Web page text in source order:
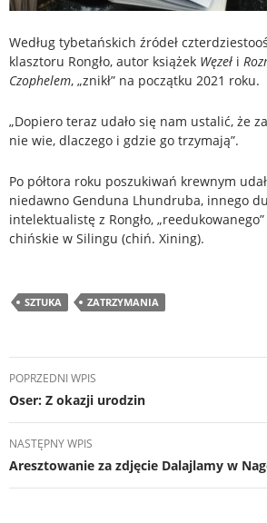
Według tybetańskich źródeł
klasztoru Rongło, autor książek Węzeł i
Czophelem, „znikł” na początku 2021 roku.
„Dopiero teraz udało się nam ustalić, że
nie wie, dlaczego i gdzie go trzymają”.
Po półtora roku poszukiwań krewnym
niedawno Genduna Lhundruba, innego
intelektualistę z Rongło,
chińskie w Silingu (chiń. Xining).
SZTUKA ZATRZYMANIA
Nawigacja
wpisu
POPRZEDNI WPIS
Oser: Z okazji urodzin
NASTĘPNY WPIS
Aresztowanie za zdjęcie Dalajlamy w